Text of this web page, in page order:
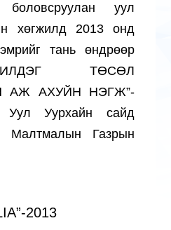
боловсруулан уул
хөгжилд 2013 онд
тань өндрөөр
ТӨСӨЛ
АЖ АХУЙН НЭГЖ”-
Уул Уурхайн сайд
Малтмалын Газрын
2013